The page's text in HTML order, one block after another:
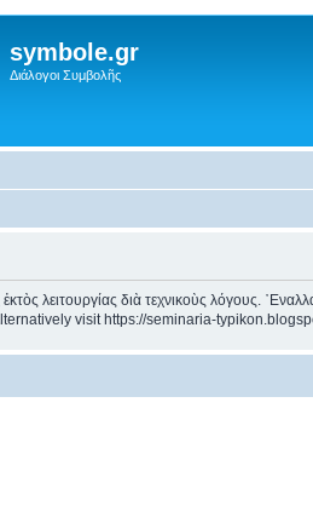
symbole.gr
Διάλογοι Συμβολῆς
λειτουργίας διὰ τεχνικοὺς λόγους.
visit https://seminaria-